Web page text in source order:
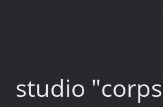
studio